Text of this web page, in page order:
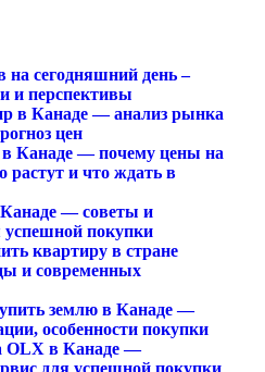
на сегодняшний день –
и перспективы
в Канаде — анализ рынка
цен
Канаде — почему цены на
растут и что ждать в
— советы и
успешной покупки
квартиру в стране
и современных
землю в Канаде —
особенности покупки
OLX в Канаде —
для успешной покупки